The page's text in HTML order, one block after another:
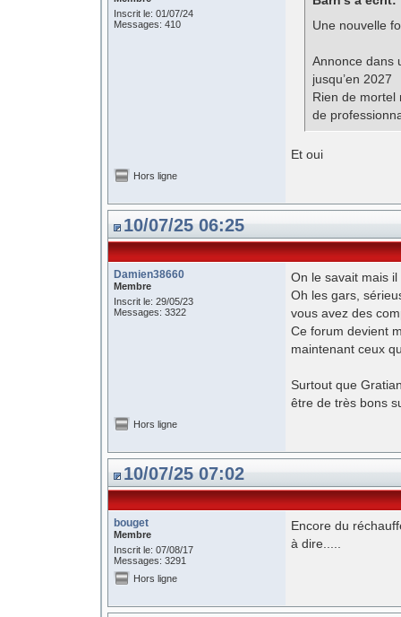
Inscrit le: 01/07/24
Messages: 410
Une nouvelle
Annonce dans
jusqu’en 2027
Rien de mortel
de
Et oui
Hors ligne
10/07/25 06:25
Damien38660
Membre
Inscrit le: 29/05/23
Messages: 3322
On le savait mais
Oh les gars,
vous avez des
Ce forum devient
maintenant ceux
Surtout que
être de très bons
Hors ligne
10/07/25 07:02
bouget
Membre
Inscrit le: 07/08/17
Messages: 3291
Encore du
à dire.....
Hors ligne